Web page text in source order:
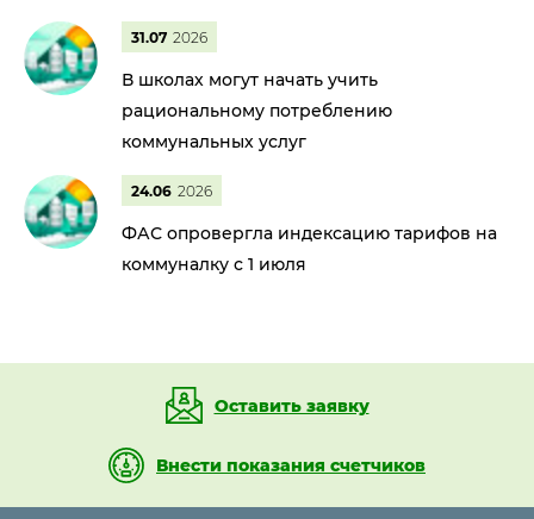
31.07 2026
В школах могут начать учить
рациональному потреблению
коммунальных услуг
24.06 2026
ФАС опровергла индексацию тарифов на
коммуналку с 1 июля
Оставить заявку
Внести показания счетчиков